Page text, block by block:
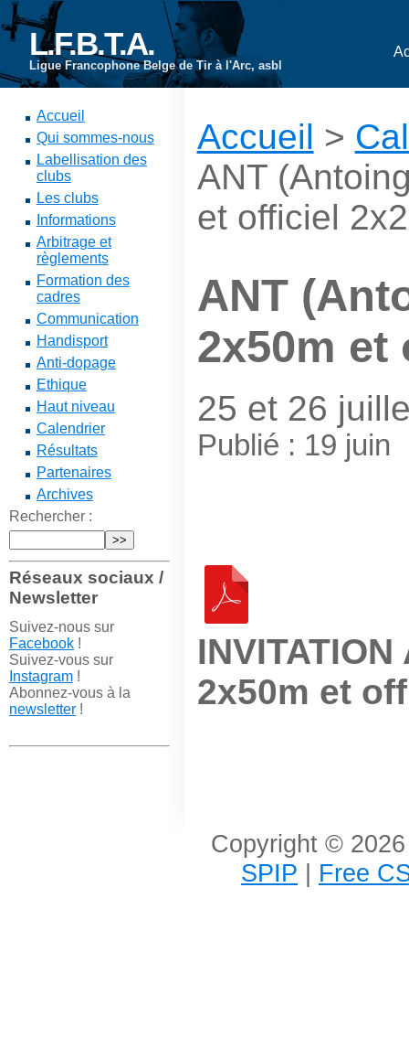
L.F.B.T.A.
Ligue Francophone Belge de Tir à l'Arc, asbl
Accueil
Qui sommes-nous
Labellisation des
clubs
Les clubs
Informations
Arbitrage et
règlements
Formation des
cadres
Communication
Handisport
Anti-dopage
Ethique
Haut niveau
Calendrier
Résultats
Partenaires
Archives
Rechercher :
Réseaux sociaux /
Newsletter
Suivez-nous sur
Facebook!
Suivez-vous sur
Instagram!
Abonnez-vous à la
newsletter!
Accueil >
ANT
et officiel
ANT
2x50m et
25 et 26
Publié : 19 juin
2x50m et
Copyright ©
SPIP | Free